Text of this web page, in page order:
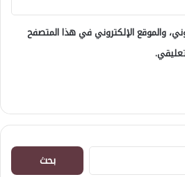
والموقع الإلكتروني في هذا المتصفح
البحث
عن: